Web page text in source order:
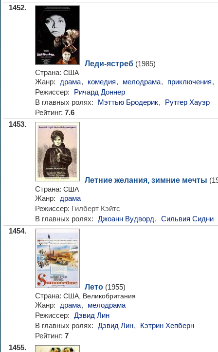
1452.
Леди-ястреб (1985)
Страна: США
Жанр: драма, комедия, мелодрама, приключения,
Режиссер:
Ричард Доннер
В главных ролях:
Мэттью Бродерик,
Рутгер Хауэр
Рейтинг: 7.6
1453.
Летние желания, зимние мечты
Страна: США
Жанр:
драма
Режиссер: Гилберт Кэйтс
В главных ролях: Джоанн Вудворд, Сильвия Сидни
1454.
Лето (1955)
Страна: США, Великобритания
Жанр: драма,
мелодрама
Режиссер: Дэвид Лин
В главных ролях: Дэвид Лин,
Кэтрин Хепберн
Рейтинг: 7
1455.